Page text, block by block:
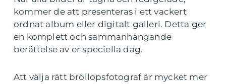
kommer de att presenteras i ett vackert
ordnat album eller digitalt galleri. Detta ger
en komplett och sammanhängande
berättelse av er speciella dag.
Att välja rätt bröllopsfotograf är mycket mer